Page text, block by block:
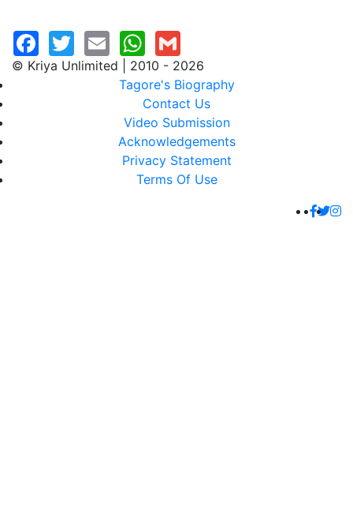
© Kriya Unlimited | 2010 - 2026
Tagore's Biography
Contact Us
Video Submission
Acknowledgements
Privacy Statement
Terms Of Use